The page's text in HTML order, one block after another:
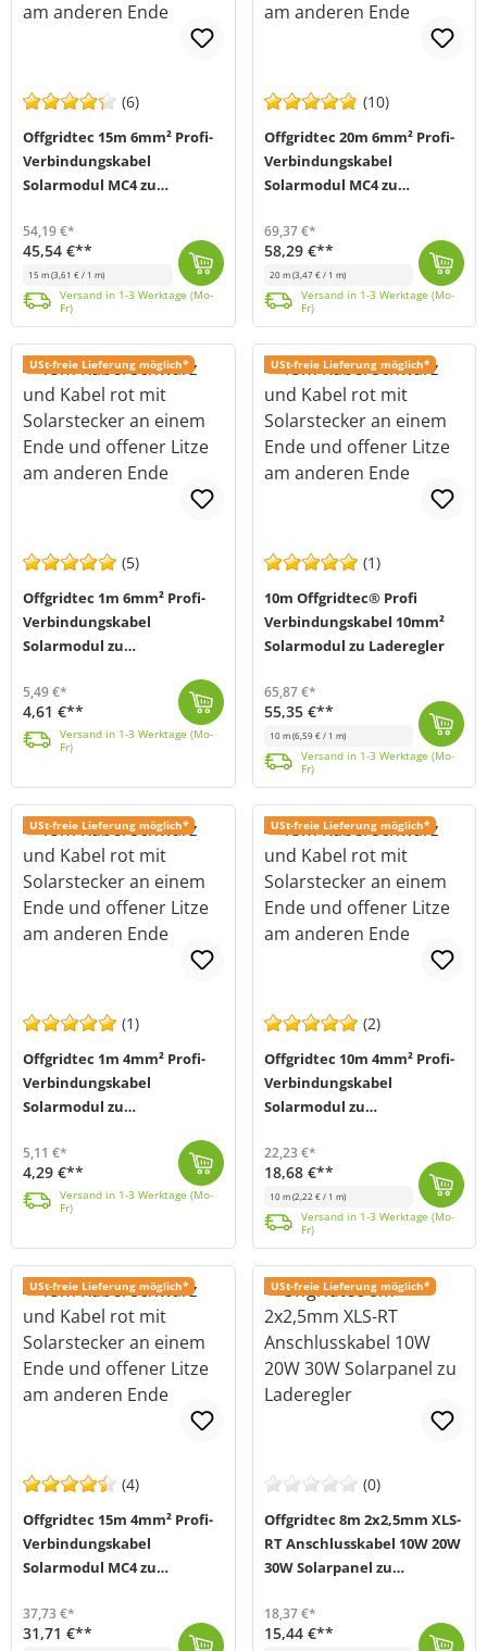
(6)
Offgridtec 15m 6mm² Profi-
Verbindungskabel
Solarmodul MC4 zu
54,19 €*
45,54 €**
15 m(3,61 € / 1 m)
Versand in 1-3 Werktage (Mo-
Fr)
(10)
Offgridtec 20m 6mm² Profi-
Verbindungskabel
Solarmodul MC4 zu
69,37 €*
58,29 €**
20 m(3,47 € / 1 m)
Versand in 1-3 Werktage (Mo-
Fr)
USt-freie Lieferung möglich*
(5)
Offgridtec 1m 6mm² Profi-
Verbindungskabel
Solarmodul zu
5,49 €*
4,61 €**
Versand in 1-3 Werktage (Mo-
Fr)
USt-freie Lieferung möglich*
(1)
10m Offgridtec® Profi
Verbindungskabel 10mm²
Solarmodul zu Laderegler
65,87 €*
55,35 €**
10 m(6,59 € / 1 m)
Versand in 1-3 Werktage (Mo-
Fr)
USt-freie Lieferung möglich*
(1)
Offgridtec 1m 4mm² Profi-
Verbindungskabel
Solarmodul zu
5,11 €*
4,29 €**
Versand in 1-3 Werktage (Mo-
Fr)
USt-freie Lieferung möglich*
(2)
Offgridtec 10m 4mm² Profi-
Verbindungskabel
Solarmodul zu
22,23 €*
18,68 €**
10 m(2,22 € / 1 m)
Versand in 1-3 Werktage (Mo-
Fr)
USt-freie Lieferung möglich*
(4)
Offgridtec 15m 4mm² Profi-
Verbindungskabel
Solarmodul MC4 zu
37,73 €*
31,71 €**
USt-freie Lieferung möglich*
(0)
Offgridtec 8m 2x2,5mm XLS-
RT Anschlusskabel 10W 20W
30W Solarpanel zu
18,37 €*
15,44 €**